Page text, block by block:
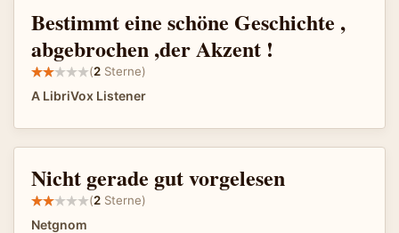
Bestimmt eine schöne Geschichte ,
abgebrochen ,der Akzent !
(2 Sterne)
A LibriVox Listener
Nicht gerade gut vorgelesen
(2 Sterne)
Netgnom